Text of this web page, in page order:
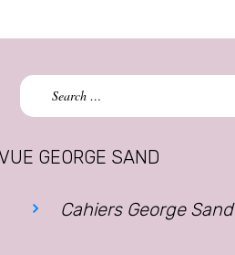
Search
for:
GEORGE SAND
Cahiers George Sand